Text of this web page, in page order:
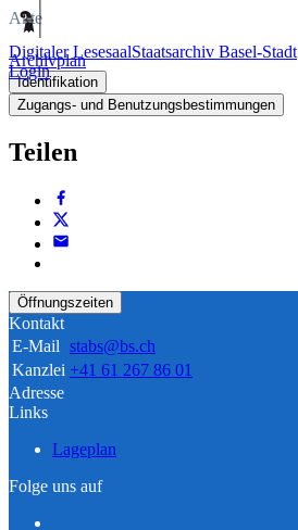
Digitaler LesesaalStaatsarchiv Basel-Stadt
Login
Akte
Archivplan
Identifikation
Zugangs- und Benutzungsbestimmungen
Teilen
Öffnungszeiten
Kontakt
E-Mail stabs@bs.ch
Kanzlei +41 61 267 86 01
Adresse
Links
Lageplan
Folge uns auf